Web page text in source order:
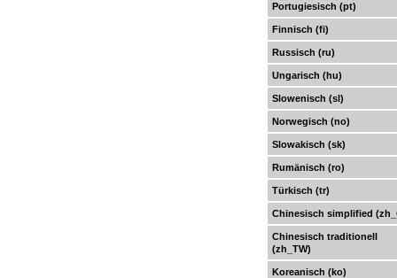
Portugiesisch (pt)
Finnisch (fi)
Russisch (ru)
Ungarisch (hu)
Slowenisch (sl)
Norwegisch (no)
Slowakisch (sk)
Rumänisch (ro)
Türkisch (tr)
Chinesisch simplified
Chinesisch traditionell
(zh_TW)
Koreanisch (ko)